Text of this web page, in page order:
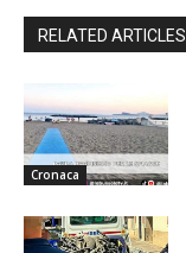
RELATED ARTICLES
Cronaca